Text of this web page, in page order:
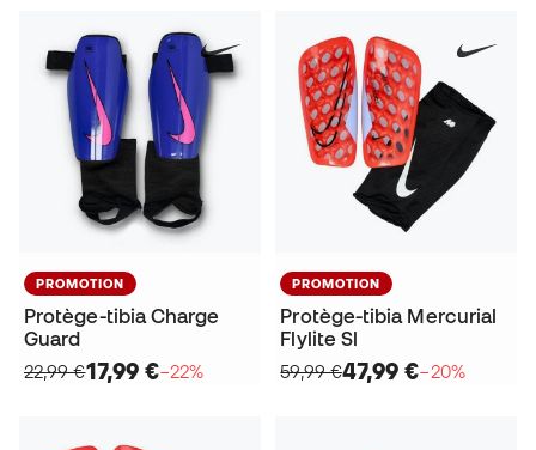
PROMOTION
Protège-tibia Charge
Guard
22,99 €17,99 €−22%
PROMOTION
Protège-tibia Mercurial
Flylite Sl
59,99 €47,99 €−20%